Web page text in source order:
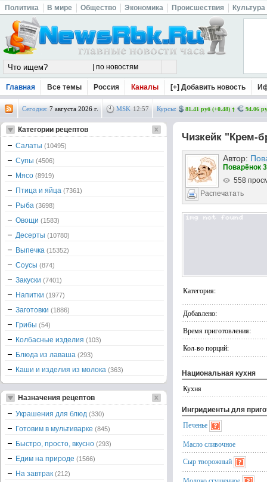
Политика В мире Общество Экономика Происшествия Культура
Главная Все темы Россия Каналы [+] Добавить новость
Сегодня: 7 августа 2026 г. MSK 12:57 Курсы: 81.41 руб (+0.48) 94.06
Чизкейк "Крем-
Автор:
Поварёнок
558
Распечатать
Категория:
Добавлено:
Время приготовления:
Кол-во порций:
Национальная кухня
Кухня
Ингридиенты для
Печенье
Масло сливочное
Сыр творожный
Категории рецептов
Салаты (10495)
Супы (4506)
Мясо (8919)
Птица и яйца (7361)
Рыба (3698)
Овощи (1583)
Десерты (10780)
Выпечка (15352)
Соусы (874)
Закуски (7401)
Напитки (1977)
Заготовки (1886)
Грибы (54)
Колбасные изделия (103)
Блюда из лаваша (293)
Каши и изделия из молока (363)
Назначения рецептов
Украшения для блюд (330)
Готовим в мультиварке (845)
Быстро, просто, вкусно (293)
Едим на природе (1566)
На завтрак (212)